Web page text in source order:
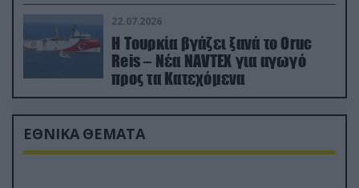
22.07.2026
Η Τουρκία βγάζει ξανά το Oruc
Reis – Νέα NAVTEX για αγωγό
προς τα Κατεχόμενα
ΕΘΝΙΚΑ ΘΕΜΑΤΑ